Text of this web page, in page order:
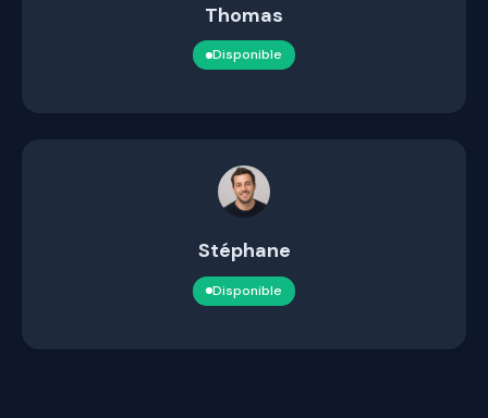
Thomas
Disponible
Stéphane
Disponible